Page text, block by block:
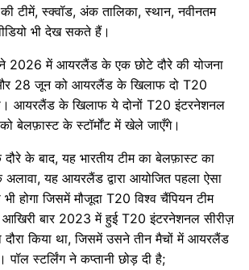
टीमें, स्क्वॉड, अंक तालिका, स्थान, नवीनतम
भी देख सकते हैं।
ने 2026 में आयरलैंड के एक छोटे दौरे की योजना
28 जून को आयरलैंड के खिलाफ दो T20
आयरलैंड के खिलाफ ये दोनों T20 इंटरनेशनल
बेलफ़ास्ट के स्टॉर्मोंट में खेले जाएँगे।
के बाद, यह भारतीय टीम का बेलफ़ास्ट का
अलावा, यह आयरलैंड द्वारा आयोजित पहला ऐसा
होगा जिसमें मौजूदा T20 विश्व चैंपियन टीम
आखिरी बार 2023 में हुई T20 इंटरनेशनल सीरीज़
किया था, जिसमें उसने तीन मैचों में आयरलैंड
स्टर्लिंग ने कप्तानी छोड़ दी है;